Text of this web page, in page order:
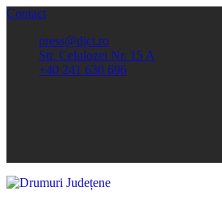
Contact
press@djct.ro
Str. Celulozei Nr. 15 A
+40 241 630 696